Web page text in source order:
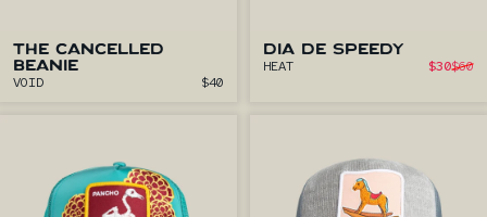
THE CANCELLED
BEANIE
$40
VOID
DIA DE SPEEDY
$30$60
HEAT